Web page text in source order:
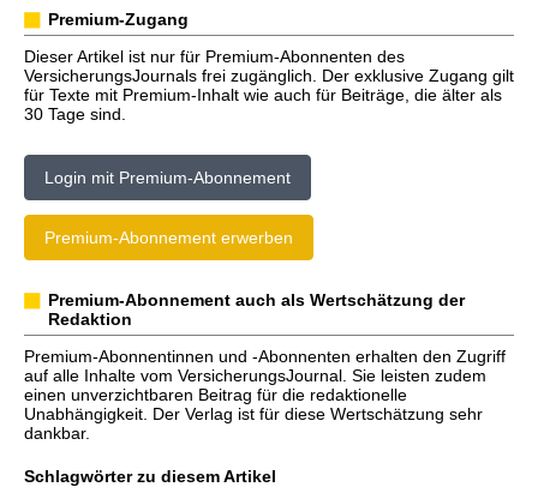
Premium-Zugang
Dieser Artikel ist nur für Premium-Abonnenten des
VersicherungsJournals frei zugänglich. Der exklusive Zugang gilt
für Texte mit Premium-Inhalt wie auch für Beiträge, die älter als
30 Tage sind.
Login mit Premium-Abonnement
Premium-Abonnement erwerben
Premium-Abonnement auch als Wertschätzung der
Redaktion
Premium-Abonnentinnen und -Abonnenten erhalten den Zugriff
auf alle Inhalte vom VersicherungsJournal. Sie leisten zudem
einen unverzichtbaren Beitrag für die redaktionelle
Unabhängigkeit. Der Verlag ist für diese Wertschätzung sehr
dankbar.
Schlagwörter zu diesem Artikel